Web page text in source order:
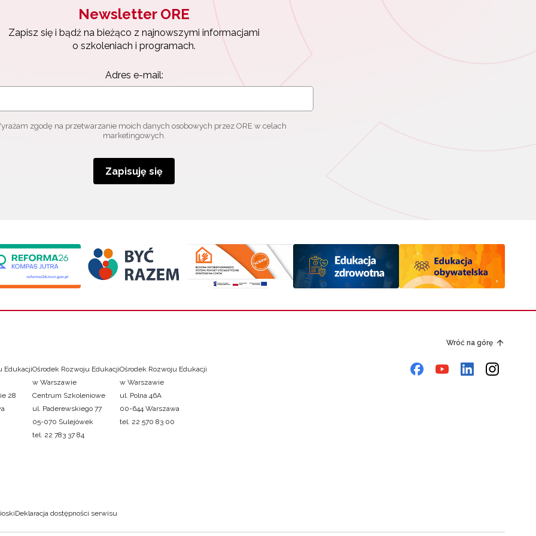
Newsletter ORE
Zapisz się i bądź na bieżąco z najnowszymi informacjami
o szkoleniach i programach.
Adres e-mail:
zgodę na przetwarzanie moich danych osobowych przez ORE w celach
marketingowych.
Zapisuję się
Wróć na górę
Edukacji
28
Ośrodek Rozwoju Edukacji
w Warszawie
Centrum Szkoleniowe
ul. Paderewskiego 77
05-070 Sulejówek
tel. 22 783 37 84
Ośrodek Rozwoju Edukacji
w Warszawie
ul. Polna 46A
00-644 Warszawa
tel. 22 570 83 00
Deklaracja dostępności serwisu